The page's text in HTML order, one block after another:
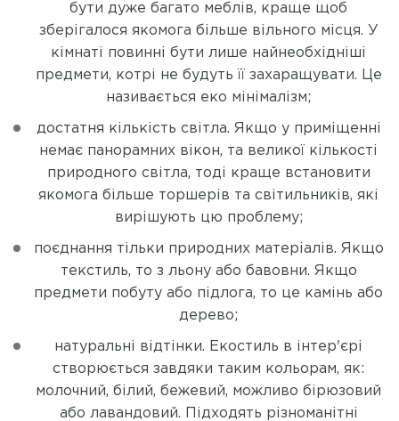
бути дуже багато меблів, краще щоб
зберігалося якомога більше вільного місця. У
кімнаті повинні бути лише найнеобхідніші
предмети, котрі не будуть її захаращувати. Це
називається еко мінімалізм;
достатня кількість світла. Якщо у приміщенні
немає панорамних вікон, та великої кількості
природного світла, тоді краще встановити
якомога більше торшерів та світильників, які
вирішують цю проблему;
поєднання тільки природних матеріалів. Якщо
текстиль, то з льону або бавовни. Якщо
предмети побуту або підлога, то це камінь або
дерево;
натуральні відтінки. Екостиль в інтер'єрі
створюється завдяки таким кольорам, як:
молочний, білий, бежевий, можливо бірюзовий
або лавандовий. Підходять різноманітні